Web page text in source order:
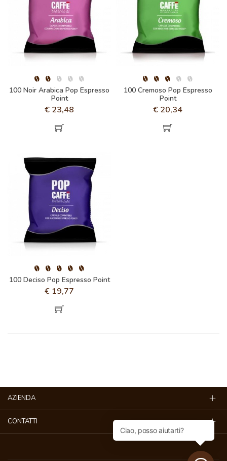
100 Noir Arabica Pop Espresso
Point
€ 23,48
100 Cremoso Pop Espresso
Point
€ 20,34
100 Deciso Pop Espresso Point
€ 19,77
AZIENDA
CONTATTI